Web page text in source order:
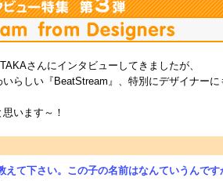
さんにインタビューしてきましたが、
らしい『BeatStream』、特別にデザイナーに
います～！
て下さい。この子の名前はなんていうんです